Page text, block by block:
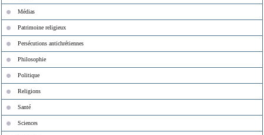
Médias
Patrimoine religieux
Persécutions antichrétiennes
Philosophie
Politique
Religions
Santé
Sciences